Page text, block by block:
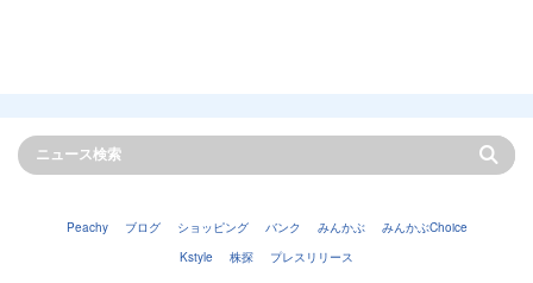
Peachy ブログ ショッピング バンク みんかぶ
みんかぶChoice
Kstyle
株探 プレスリリース